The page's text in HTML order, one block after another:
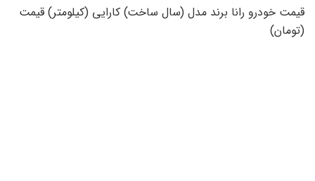
قیمت خودرو رانا برند مدل (سال ساخت) کارایی (کیلومتر) قیمت
(تومان)